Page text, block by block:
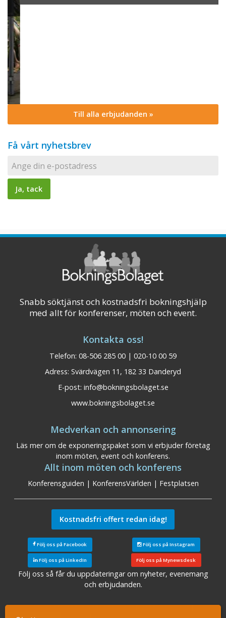
Till alla erbjudanden »
Få vårt nyhetsbrev
Snabb söktjänst och kostnadsfri bokningshjälp
med allt för konferenser, möten och event.
Kontakta oss!
Telefon: 08-506 285 00 | 020-10 00 59
Adress: Svärdvägen 11, 182 33 Danderyd
E-post: info@bokningsbolaget.se
www.bokningsbolaget.se
Medverkan och annonsering
Läs mer om de exponeringspaket som vi erbjuder företag
inom möten, event och konferens.
Allt inom möten och konferens
Konferensguiden | KonferensVärlden | Festplatsen
Kostnadsfri offert redan idag!
Följ oss på Facebook Följ oss på Instagram
Följ oss på LinkedIn Följ oss på Mynewsdesk
Följ oss så får du uppdateringar om nyheter, evenemang
och erbjudanden.
Sök konferensanläggningar|Konferens Stockholm|